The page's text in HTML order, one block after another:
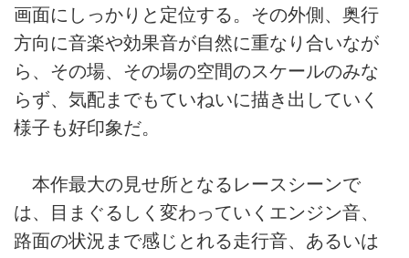
画面にしっかりと定位する。その外側、奥行
方向に音楽や効果音が自然に重なり合いなが
ら、その場、その場の空間のスケールのみな
らず、気配までもていねいに描き出していく
様子も好印象だ。
本作最大の見せ所となるレースシーンで
は、目まぐるしく変わっていくエンジン音、
路面の状況まで感じとれる走行音、あるいは